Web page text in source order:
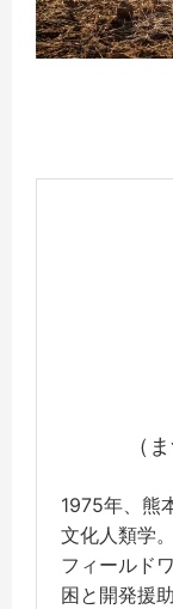
（
1975年、熊
文化人類学
フィールド
困と開発援